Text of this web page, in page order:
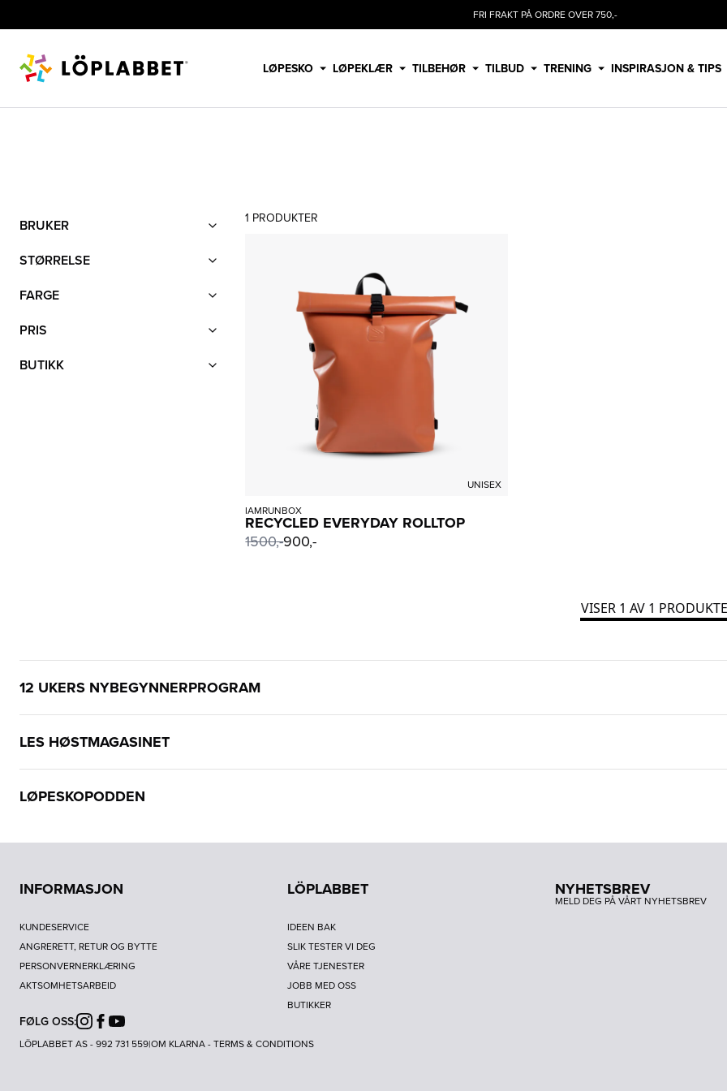
FRI FRAKT PÅ ORDRE OVER 750,-
LØPESKO LØPEKLÆR TILBEHØR TILBUD TRENING INSPIRASJON & TIPS
Filter
BRUKER
STØRRELSE
FARGE
PRIS
BUTIKK
Produktliste
1 PRODUKTER
UNISEX
IAMRUNBOX
RECYCLED EVERYDAY ROLLTOP
1500,-900,-
VISER 1 AV 1
12 UKERS NYBEGYNNERPROGRAM
LES HØSTMAGASINET
LØPESKOPODDEN
INFORMASJON
KUNDESERVICE
ANGRERETT, RETUR OG BYTTE
PERSONVERNERKLÆRING
AKTSOMHETSARBEID
LÖPLABBET
IDEEN BAK
SLIK TESTER VI DEG
VÅRE TJENESTER
JOBB MED OSS
BUTIKKER
NYHETSBREV
MELD DEG PÅ VÅRT NYHETSBREV
FØLG OSS:Instagram
Facebook
Youtube
LÖPLABBET AS - 992 731 559|OM KLARNA-TERMS & CONDITIONS